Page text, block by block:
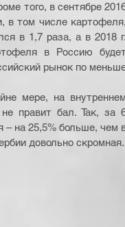
того, в сентябре
в том числе картофеля,
в 1,7 раза, а в 2018 г.
в Россию будет
рынок по
мере, на внутреннем
правит бал. Так, за
– на 25,5% больше, чем
довольно скромная.